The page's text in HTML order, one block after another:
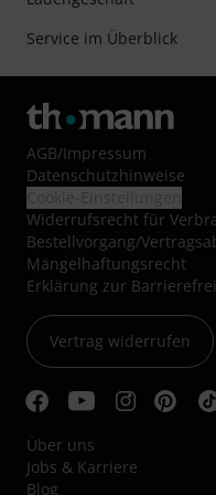
Service im Überblick
AGB/Impressum
Datenschutzhinweise
Widerrufsrecht für
Bestellvorgang/
Mängelhaftungsrecht
Erklärung zur
Vertrag widerrufen
Über uns
Jobs & Karriere
Blog